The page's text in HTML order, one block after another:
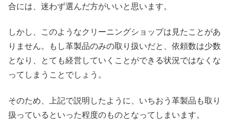
合には、迷わず選んだ方がいいと思います。
しかし、このようなクリーニングショップは見たことがあ
りません。もし革製品のみの取り扱いだと、依頼数は少数
となり、とても経営していくことができる状況ではなくな
ってしまうことでしょう。
そのため、上記で説明したように、いちおう革製品も取り
扱っているといった程度のものとなってしまいます。